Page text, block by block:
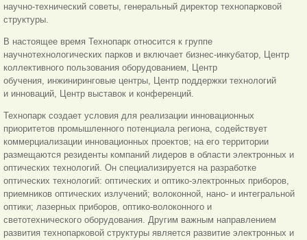
научно-технический советы, генеральный директор технопарковой
структуры.
В настоящее время Технопарк относится к группе
научнотехнологических парков и включает бизнес-инкубатор, Центр
коллективного пользования оборудованием, Центр
обучения, инжиниринговые центры, Центр поддержки технологий
и инноваций, Центр выставок и конференций.
Технопарк создает условия для реализации инновационных
приоритетов промышленного потенциала региона, содействует
коммерциализации инновационных проектов; на его территории
размещаются резиденты компаний лидеров в области электронных и
оптических технологий. Он специализируется на разработке
оптических технологий: оптических и оптико-электронных приборов,
приемников оптических излучений; волоконной, нано- и интегральной
оптики; лазерных приборов, оптико-волоконного и
светотехнического оборудования. Другим важным направлением
развития технопарковой структуры является развитие электронных и